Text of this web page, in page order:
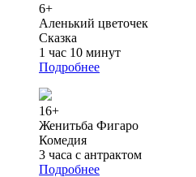
6+
Аленький цветочек
Сказка
1 час 10 минут
Подробнее
16+
Женитьба Фигаро
Комедия
3 часа с антрактом
Подробнее